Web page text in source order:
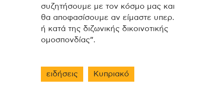
συζητήσουμε με τον κόσμο μας και
θα αποφασίσουμε αν είμαστε υπερ.
ή κατά της διζωνικής δικοινοτικής
ομοσπονδίας”.
ειδήσεις Κυπριακό